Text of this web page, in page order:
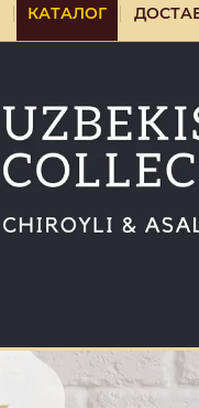
КАТАЛОГ